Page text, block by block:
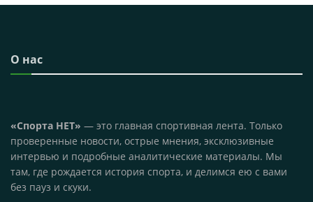
О нас
«Спорта НЕТ» — это главная спортивная лента. Только
проверенные новости, острые мнения, эксклюзивные
интервью и подробные аналитические материалы. Мы
там, где рождается история спорта, и делимся ею с вами
без пауз и скуки.